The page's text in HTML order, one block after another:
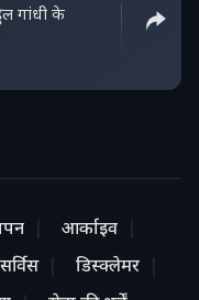
गांधी के
आर्काइव
डिस्क्लेमर